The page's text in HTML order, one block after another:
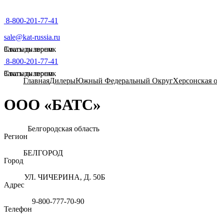
8-800-201-77-41
sale@kat-russia.ru
Стать дилером
Заказать звонок
8-800-201-77-41
Стать дилером
Заказать звонок
ГлавнаяДилерыЮжный Федеральный ОкругХерсонская
ООО «БАТС»
Регион
Белгородская область
Город
БЕЛГОРОД
Адрес
УЛ. ЧИЧЕРИНА, Д. 50Б
Телефон
9-800-777-70-90